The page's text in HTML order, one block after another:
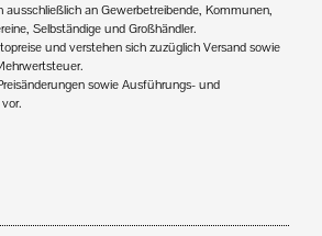
ausschließlich an Gewerbetreibende, Kommunen,
Selbständige und Großhändler.
und verstehen sich zuzüglich Versand sowie
sowie Ausführungs- und